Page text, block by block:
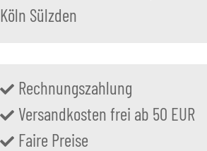
Köln Sülzden
Rechnungszahlung
Versandkosten frei ab 50 EUR
Faire Preise